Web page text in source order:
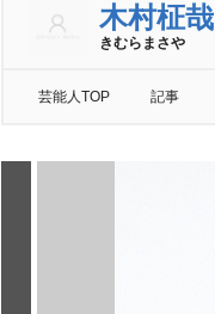
木村柾哉
きむらまさ
芸能人TOP 記事